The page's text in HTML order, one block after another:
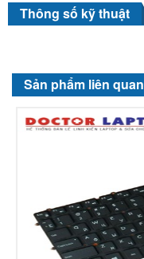
Thông số kỹ thuật
Sản phẩm liên quan